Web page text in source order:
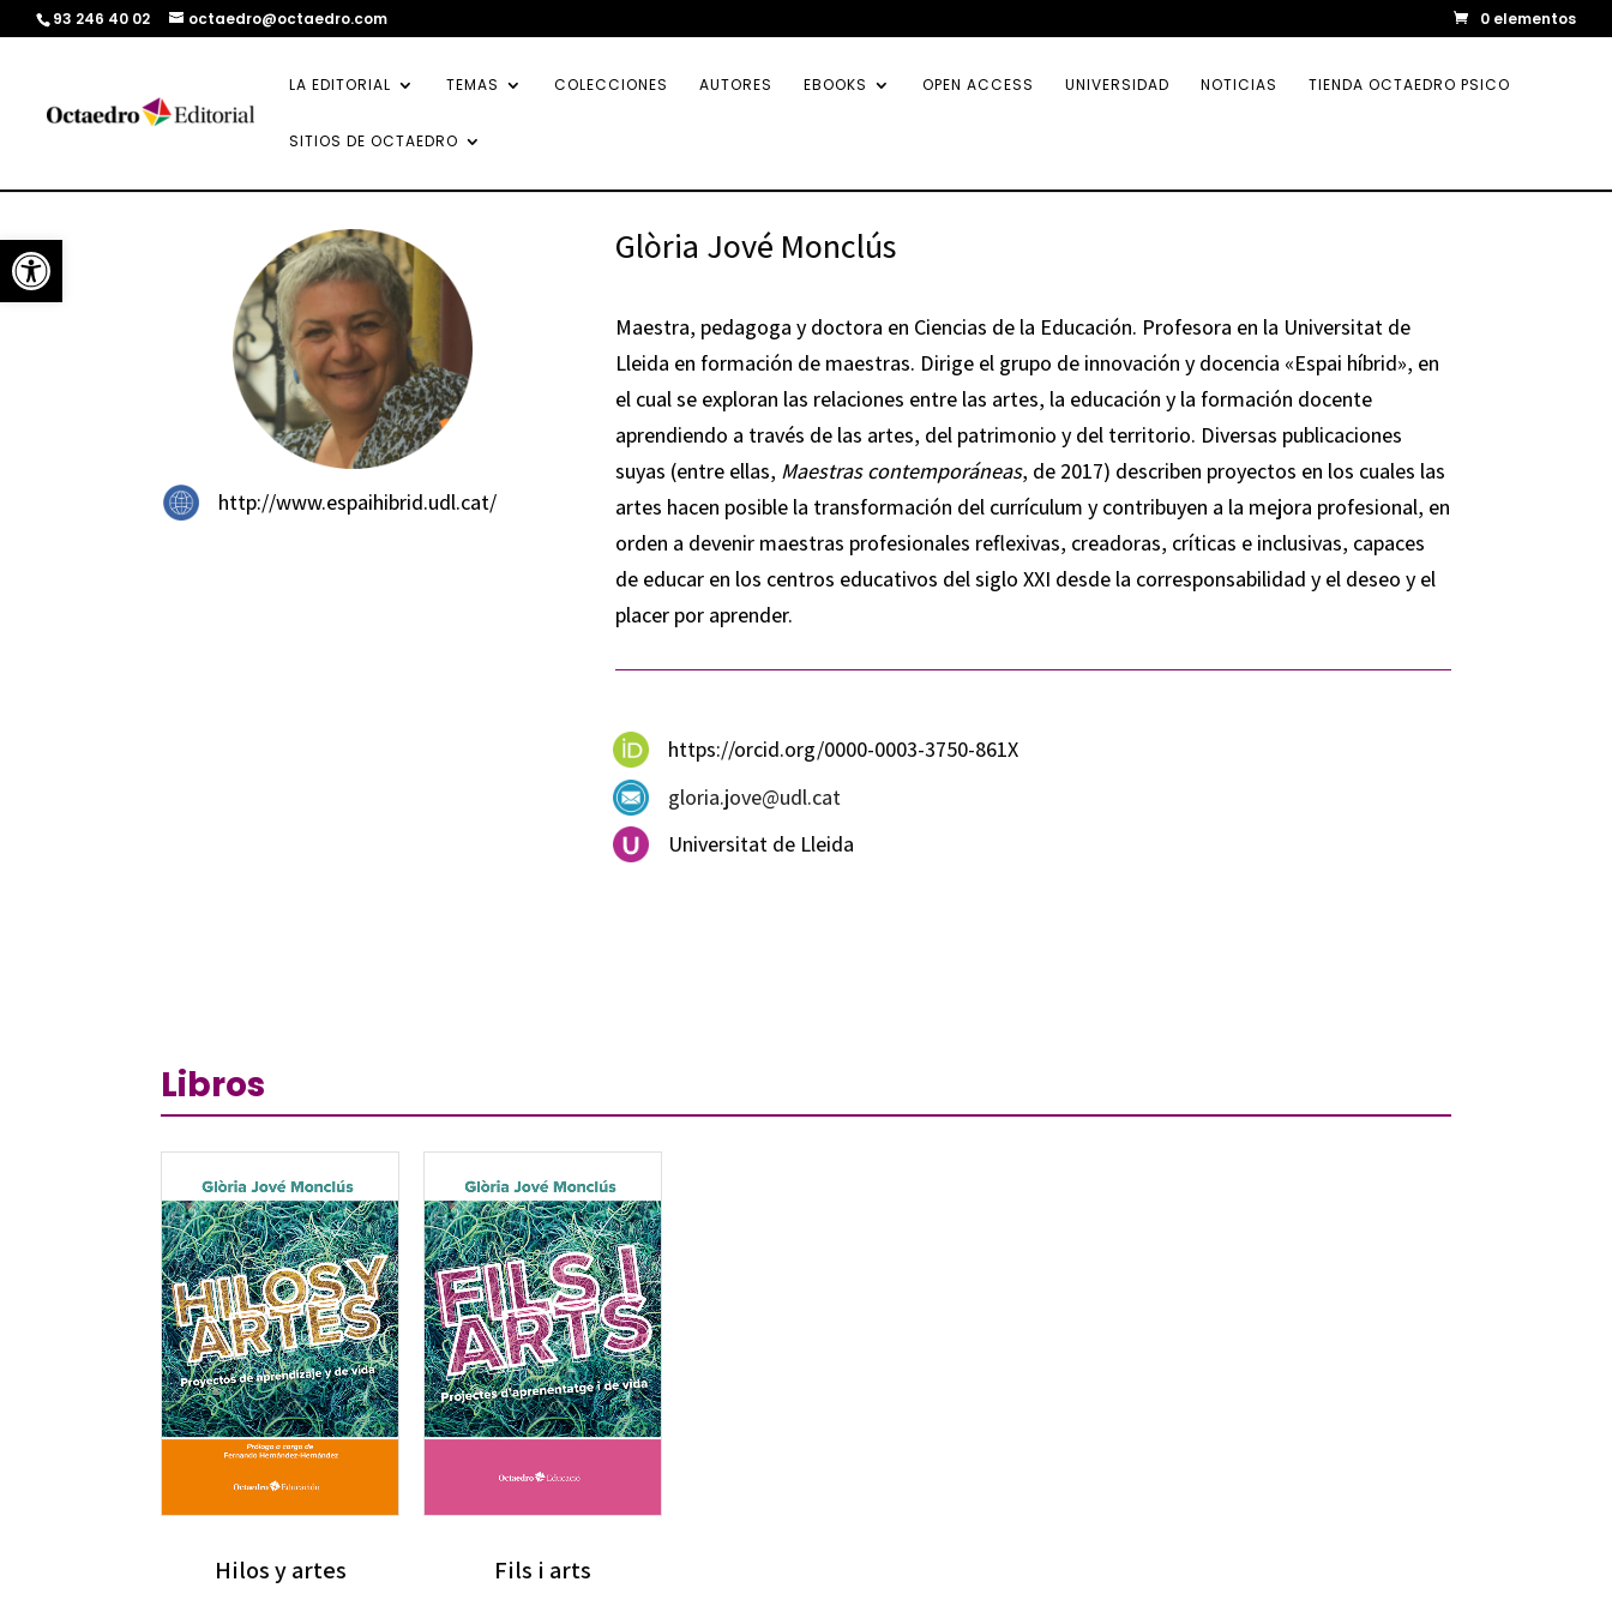
Abrir barra de herramientas
93 246 40 02 octaedro@octaedro.com 0 elementos
LA EDITORIAL TEMAS COLECCIONES AUTORES EBOOKS OPEN ACCESS UNIVERSIDAD NOTICIAS TIENDA OCTAEDRO PSICO
SITIOS DE OCTAEDRO
http://www.espaihibrid.udl.cat/
Glòria Jové Monclús
Maestra, pedagoga y doctora en Ciencias de la Educación. Profesora en la Universitat de
Lleida en formación de maestras. Dirige el grupo de innovación y docencia «Espai híbrid», en
el cual se exploran las relaciones entre las artes, la educación y la formación docente
aprendiendo a través de las artes, del patrimonio y del territorio. Diversas publicaciones
suyas (entre ellas, Maestras contemporáneas, de 2017) describen proyectos en los cuales las
artes hacen posible la transformación del currículum y contribuyen a la mejora profesional, en
orden a devenir maestras profesionales reflexivas, creadoras, críticas e inclusivas, capaces
de educar en los centros educativos del siglo XXI desde la corresponsabilidad y el deseo y el
placer por aprender.
https://orcid.org/0000-0003-3750-861X
gloria.jove@udl.cat
Universitat de Lleida
Libros
Hilos y artes Fils i arts